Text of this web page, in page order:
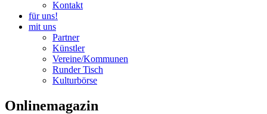
Kontakt
für uns!
mit uns
Partner
Künstler
Vereine/Kommunen
Runder Tisch
Kulturbörse
Onlinemagazin